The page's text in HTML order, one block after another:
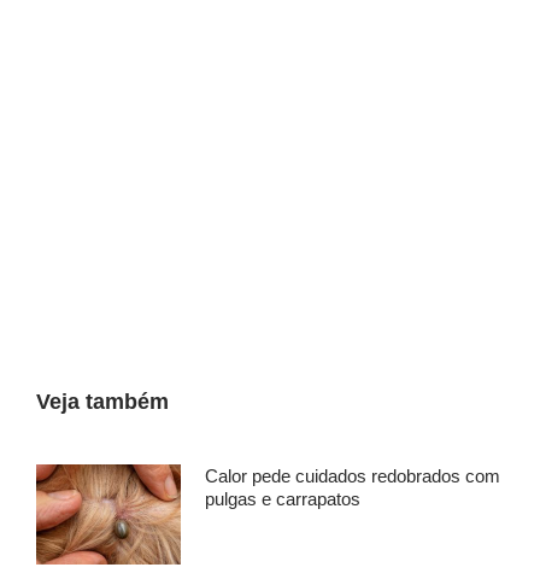
Veja também
Calor pede cuidados redobrados com
pulgas e carrapatos